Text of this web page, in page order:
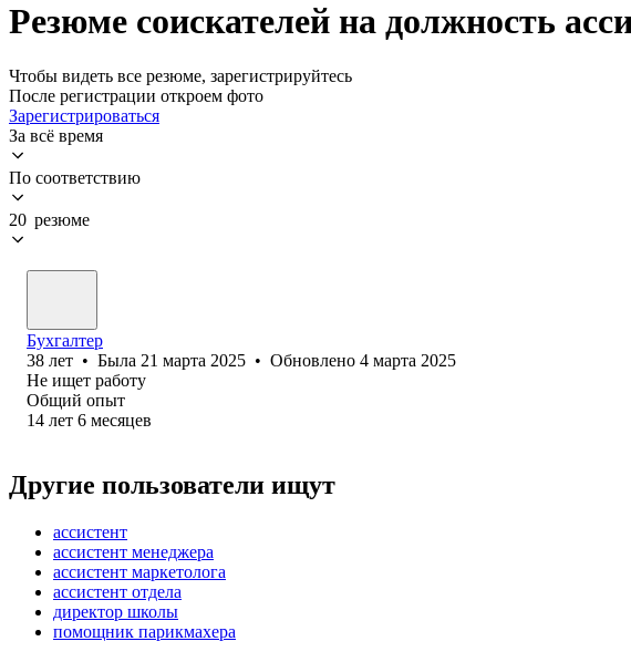
Резюме соискателей на должность
Чтобы видеть все резюме, зарегистрируйтесь
После регистрации откроем фото
Зарегистрироваться
За всё время
По соответствию
20 резюме
Бухгалтер
38 лет • Была 21 марта 2025 • Обновлено 4 марта 2025
Не ищет работу
Общий опыт
14 лет 6 месяцев
Другие пользователи ищут
ассистент
ассистент менеджера
ассистент маркетолога
ассистент отдела
директор школы
помощник парикмахера